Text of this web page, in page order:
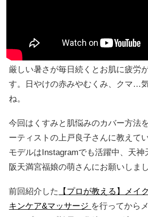
厳しい暑さが毎日続くとお肌に疲労
す。日やけの赤みやむくみ、クマ…
ね。
今回はくすみと肌悩みのカバー方法
ーティストの上戸良子さんに教えて
モデルはInstagramでも活躍中、天神
阪天満宮福娘の萌さんにお願いしまし
前回紹介した
【プロが教える】メイ
キンケア&マッサージ を行ってから